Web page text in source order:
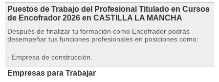
Puestos de Trabajo del Profesional Titulado en Cursos
de Encofrador 2026 en CASTILLA LA MANCHA
Después de finalizar tu formación como Encofrador podrás
desempeñar tus funciones profesionales en posiciones como:
- Empresa de construcción.
Empresas para Trabajar